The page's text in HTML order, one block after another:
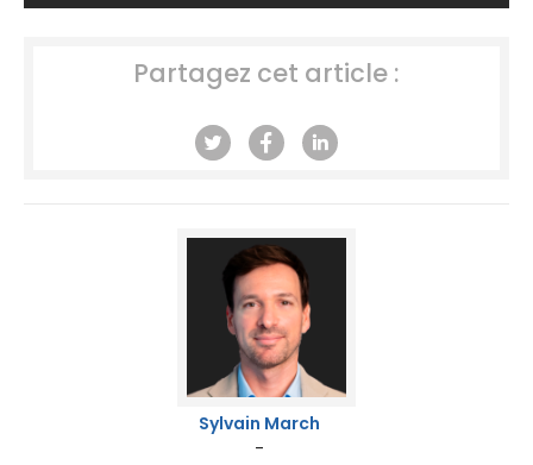
Partagez cet article :
Sylvain March
-